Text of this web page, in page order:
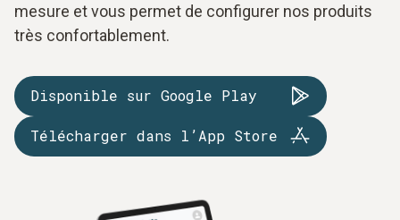
mesure et vous permet de configurer nos produits
très confortablement.
Disponible sur Google Play
Télécharger dans l’App Store